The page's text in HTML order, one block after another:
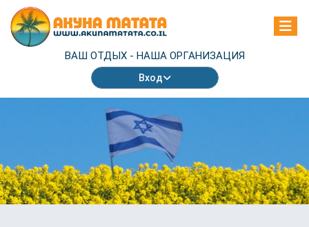
ВАШ ОТДЫХ - НАША ОРГАНИЗАЦИЯ
Вход